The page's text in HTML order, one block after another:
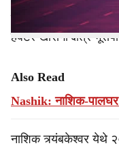
देण्यात आल्या आहेत. या
हेक्टर खासगी क्षेत्र
Also Read
Nashik: नाशिक-
नाशिक त्र्यंबकेश्वर येथे